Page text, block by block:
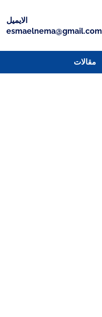
الايميل
esmaelnema@gmail.com
مقالات